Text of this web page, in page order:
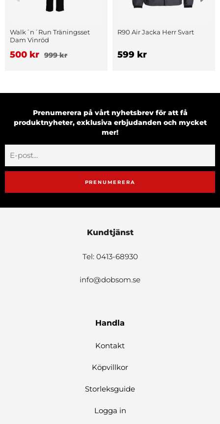
Walk´n´Run Träningsset
Dam Vinröd
500 kr 999 kr
R90 Air Jacka Herr Svart
599 kr
Prenumerera på vårt nyhetsbrev för att få
produktnyheter, exklusiva erbjudanden och mycket
mer!
PRENUMERERA
Kundtjänst
Tel: 0413-68930
info@dobsom.se
Handla
Kontakt
Köpvillkor
Storleksguide
Logga in